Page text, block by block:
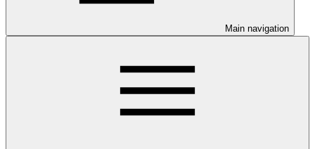
Main navigation